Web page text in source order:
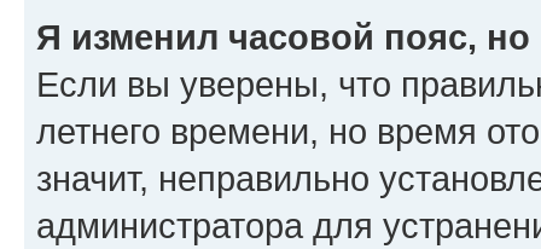
Я изменил часовой пояс,
Если вы уверены, что
летнего времени, но время
значит, неправильно
администратора для